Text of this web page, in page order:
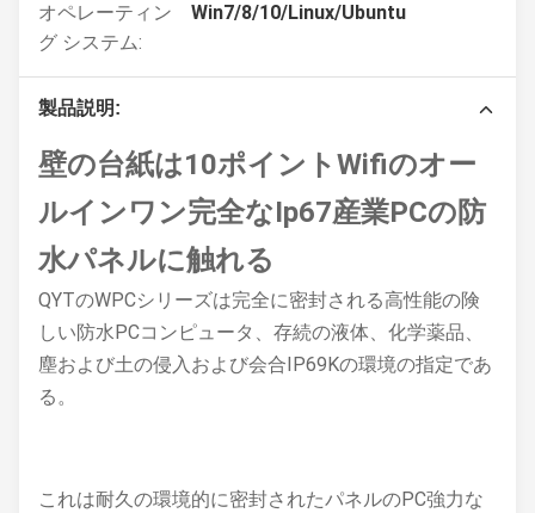
オペレーティン
グ システム:
Win7/8/10/Linux/Ubuntu
製品説明:
壁の台紙は10ポイントWifiのオー
ルインワン完全なIp67産業PCの防
水パネルに触れる
QYTのWPCシリーズは完全に密封される高性能の険
しい防水PCコンピュータ、存続の液体、化学薬品、
塵および土の侵入および会合IP69Kの環境の指定であ
る。
これは耐久の環境的に密封されたパネルのPC強力な